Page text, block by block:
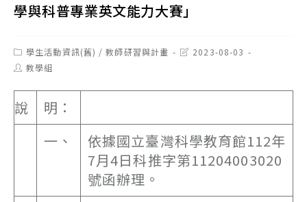
學與科普專業英文能力大賽」
Post
category:
學生活動資訊(舊) / 教師研習與計畫
Post2023-08-03
Post教學組
說
明：
一、
依據國立臺灣科學教育館112年
7月4日科推字第11204003020
號函辦理。